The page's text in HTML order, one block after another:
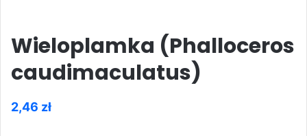
Wieloplamka (Phalloceros
caudimaculatus)
2,46 zł